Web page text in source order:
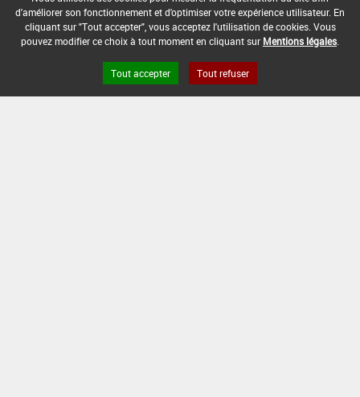
Max :
40
g/m²
Max :1 Max :-
Apport au semis
Max :-
DATE D'AUTORISATION DE L'USAGE :
31/05/2017
d'améliorer son fonctionnement et d'optimiser votre expérience utilisateur. En
cliquant sur "Tout accepter", vous acceptez l'utilisation de cookies. Vous
pouvez modifier ce choix à tout moment en cliquant sur Mentions légales
Tout accepter Tout refuser